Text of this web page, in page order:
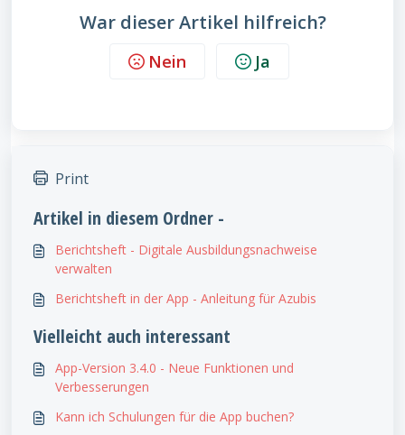
War dieser Artikel hilfreich?
Nein Ja
Print
Artikel in diesem Ordner -
Berichtsheft - Digitale Ausbildungsnachweise
verwalten
Berichtsheft in der App - Anleitung für Azubis
Vielleicht auch interessant
App-Version 3.4.0 - Neue Funktionen und
Verbesserungen
Kann ich Schulungen für die App buchen?